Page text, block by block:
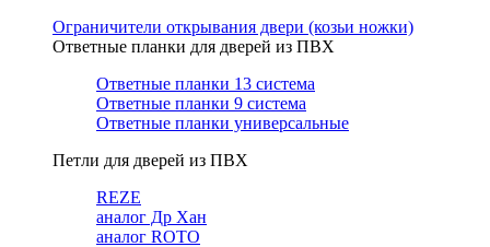
Ограничители открывания двери (козьи ножки)
Ответные планки для дверей из ПВХ
Ответные планки 13 система
Ответные планки 9 система
Ответные планки универсальные
Петли для дверей из ПВХ
REZE
аналог Др Хан
аналог ROTO